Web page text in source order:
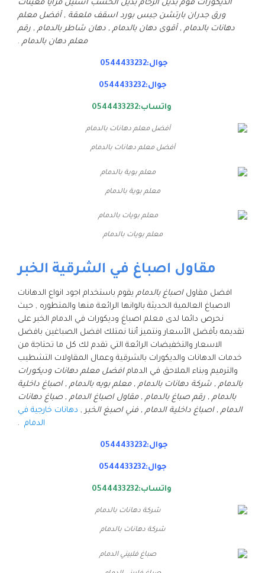
الديكورات فوم بديل الرخام بديل الخشب استيل مرايا معينات
ورق جدران بارتشن جبس بورد اسقف ملعقة , أفضل معلم
دهانات بالدمام , أقوى دهان بالدمام , دهان شاطر بالدمام , رقم
معلم دهان بالدمام .
جوال:0544433232
جوال:0544433232
واتساب:0544433232
أفضل معلم دهانات بالدمام
معلم بوية بالدمام
معلم بويات بالدمام
مقاول اصباغ في الشرقية الخبر
افضل مقاول اصباغ بالدمام يقوم باستخدام اجود انواع الدهانات
الاصباغ العالمية الحديثة بالوانها الرائعة منها والمتطوره , حيث
نحرص دائما لدى معلم اصباغ وديكورات في الدمام الخبر على
تقديمه بأفضل الأسعار ونتميز أننا نمتلك افضل الصباغين بافضل
الاسعار والتخفيضات الرائعة التي تقدم لك كل ما تحتاجة من
خدمات الدهانات والديكورات بالشرقية وعمال المقاولات التشطيب
والترميم وبناء الملاحق في الدمامافضل معلم دهانات وديكورات
بالدمام , شركة دهانات بالدمام , معلم بويه بالدمام , اصباغ داخلية
بالدمام , رقم صباغ بالدمام , مقاول اصباغ الدمام , صباغ دهانات
الدمام , اصباغ داخلية الدمام , فني اصبغ الخبر , دهانات خارجية في
الدمام .
جوال:0544433232
جوال:0544433232
واتساب:0544433232
شركة دهانات بالدمام